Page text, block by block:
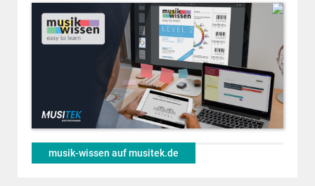
musik-wissen auf musitek.de